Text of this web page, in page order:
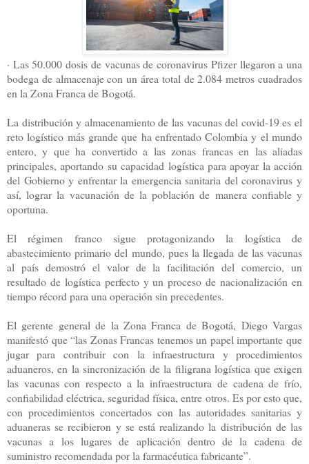
· Las 50.000 dosis de vacunas de coronavirus Pfizer llegaron a una
bodega de almacenaje con un área total de 2.084 metros cuadrados
en la Zona Franca de Bogotá.
La distribución y almacenamiento de las vacunas del covid-19 es el
reto logístico más grande que ha enfrentado Colombia y el mundo
entero, y que ha convertido a las zonas francas en las aliadas
principales, aportando su capacidad logística para apoyar la acción
del Gobierno y enfrentar la emergencia sanitaria del coronavirus y
así, lograr la vacunación de la población de manera confiable y
oportuna.
El régimen franco sigue protagonizando la logística de
abastecimiento primario del mundo, pues la llegada de las vacunas
al país demostró el valor de la facilitación del comercio, un
resultado de logística perfecto y un proceso de nacionalización en
tiempo récord para una operación sin precedentes.
El gerente general de la Zona Franca de Bogotá, Diego Vargas
manifestó que “las Zonas Francas tenemos un papel importante que
jugar para contribuir con la infraestructura y procedimientos
aduaneros, en la sincronización de la filigrana logística que exigen
las vacunas con respecto a la infraestructura de cadena de frío,
confiabilidad eléctrica, seguridad física, entre otros. Es por esto que,
con procedimientos concertados con las autoridades sanitarias y
aduaneras se recibieron y se está realizando la distribución de las
vacunas a los lugares de aplicación dentro de la cadena de
suministro recomendada por la farmacéutica fabricante”.